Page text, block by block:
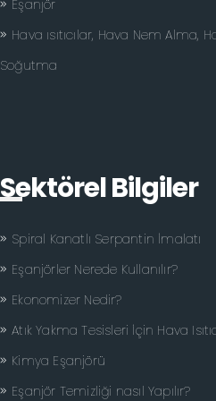
Eşanjör
Hava ısıtıcılar, Hava Nem Alma,
Soğutma
Sektörel Bilgiler
Spiral Kanatlı Serpantin İmalatı
Eşanjörler Nerede Kullanılır?
Ekonomizer Nedir?
Atık Yakma Tesisleri İçin Hava
Kimya Eşanjörü
Eşanjör Temizliği nasıl Yapılır?